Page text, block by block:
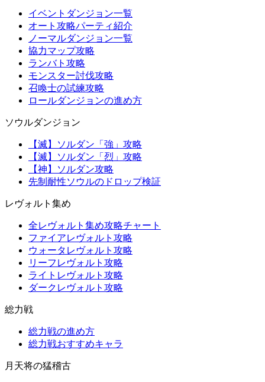
イベントダンジョン一覧
オート攻略パーティ紹介
ノーマルダンジョン一覧
協力マップ攻略
ランバト攻略
モンスター討伐攻略
召喚士の試練攻略
ロールダンジョンの進め方
ソウルダンジョン
【滅】ソルダン「強」攻略
【滅】ソルダン「烈」攻略
【神】ソルダン攻略
先制耐性ソウルのドロップ検証
レヴォルト集め
全レヴォルト集め攻略チャート
ファイアレヴォルト攻略
ウォータレヴォルト攻略
リーフレヴォルト攻略
ライトレヴォルト攻略
ダークレヴォルト攻略
総力戦
総力戦の進め方
総力戦おすすめキャラ
月天将の猛稽古